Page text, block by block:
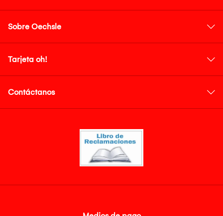
Sobre Oechsle
Tarjeta oh!
Contáctanos